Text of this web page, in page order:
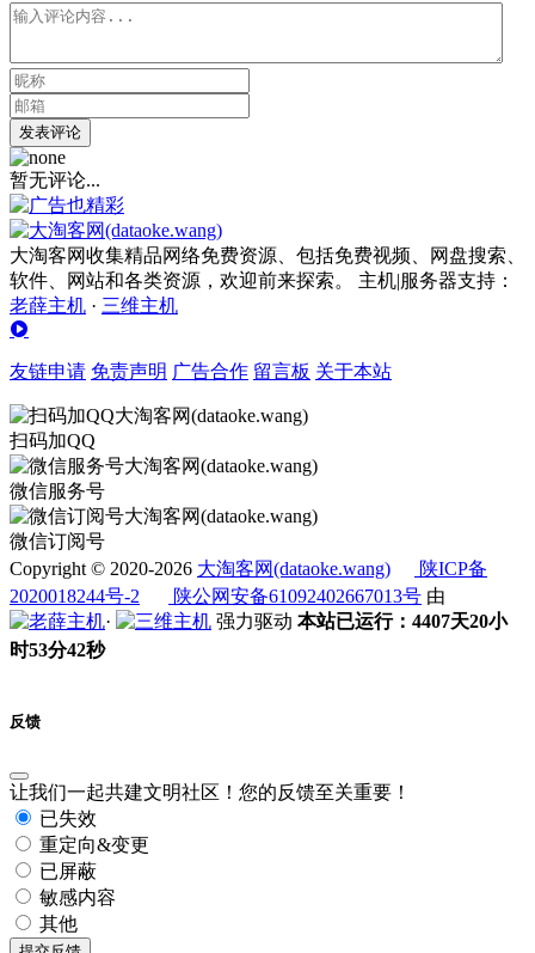
发表评论
暂无评论...
大淘客网收集精品网络免费资源、包括免费视频、网盘搜索、
软件、网站和各类资源，欢迎前来探索。 主机|服务器支持：
老薛主机 · 三维主机
友链申请 免责声明 广告合作 留言板 关于本站
扫码加QQ
微信服务号
微信订阅号
Copyright © 2020-2026 大淘客网(dataoke.wang)
陕ICP备
2020018244号-2
陕公网安备61092402667013号 由
·
强力驱动 本站已运行：4407天20小
时53分42秒
反馈
让我们一起共建文明社区！您的反馈至关重要！
已失效
重定向&变更
已屏蔽
敏感内容
其他